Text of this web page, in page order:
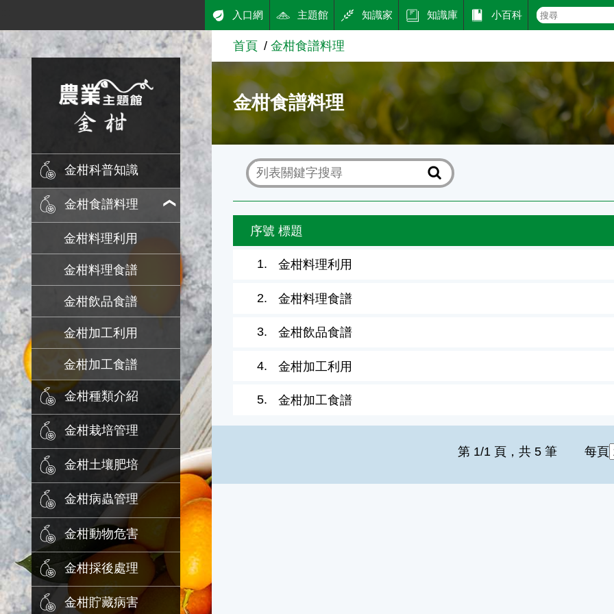
跳到主要內容
農業知識入口網
金柑科普知識
金柑食譜料理
金柑料理利用
金柑料理食譜
金柑飲品食譜
金柑加工利用
金柑加工食譜
金柑種類介紹
金柑栽培管理
金柑土壤肥培
金柑病蟲管理
金柑動物危害
金柑採後處理
金柑貯藏病害
入口網 主題館 知識家 知識庫 小百科
首頁 金柑食譜料理
金柑食譜料理
序號 標題
1. 金柑料理利用
2. 金柑料理食譜
3. 金柑飲品食譜
4. 金柑加工利用
5. 金柑加工食譜
第 1/1 頁，共 5 筆 每頁